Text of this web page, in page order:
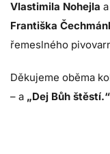
Vlastimila Nohejla
Františka
řemeslného
Děkujeme oběma
– a „Dej Bůh štěstí.“